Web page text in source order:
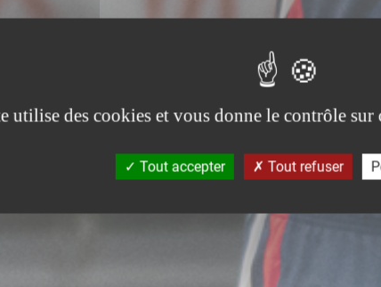
utilise des cookies et vous donne le contrôle
Tout accepter Tout refuser